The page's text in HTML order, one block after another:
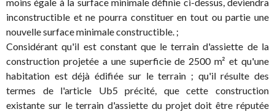
inconstructible et ne pourra constituer en tout ou partie une
nouvelle surface minimale constructible. ;
Considérant qu'il est constant que le terrain d'assiette de la
construction projetée a une superficie de 2500 m² et qu'une
habitation est déjà édifiée sur le terrain ; qu'il résulte des
termes de l'article Ub5 précité, que cette construction
existante sur le terrain d'assiette du projet doit être réputée